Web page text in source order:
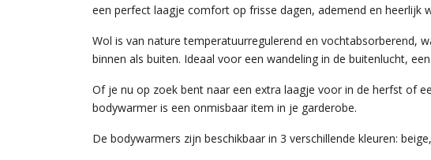
een perfect laagje comfort op frisse dagen, ademend en heerlijk
Wol is van nature temperatuurregulerend en vochtabsorberend,
binnen als buiten. Ideaal voor een wandeling in de buitenlucht,
Of je nu op zoek bent naar een extra laagje voor in de herfst of
bodywarmer is een onmisbaar item in je garderobe.
De bodywarmers zijn beschikbaar in 3 verschillende kleuren: